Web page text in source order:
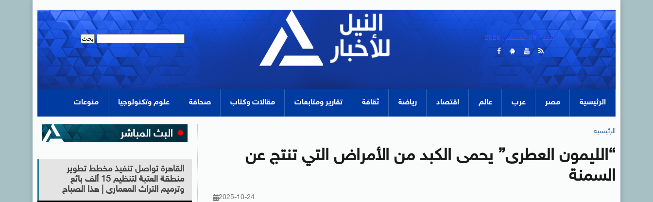
الأحد - 09 أغسطس 2026
الرئيسية مصر عرب عالم اقتصاد رياضة ثقافة تقارير ومتابعات مقالات وكتاب صحافة علوم وتكنولوجيا منوعات
الرئيسية
“الليمون العطرى” يحمى الكبد من الأمراض التي تنتج عن
السمنة
2025-10-24
القاهرة تواصل تنفيذ مخطط تطوير
منطقة العتبة لتنظيم 15 ألف بائع
وترميم التراث المعمارى | هذا الصباح